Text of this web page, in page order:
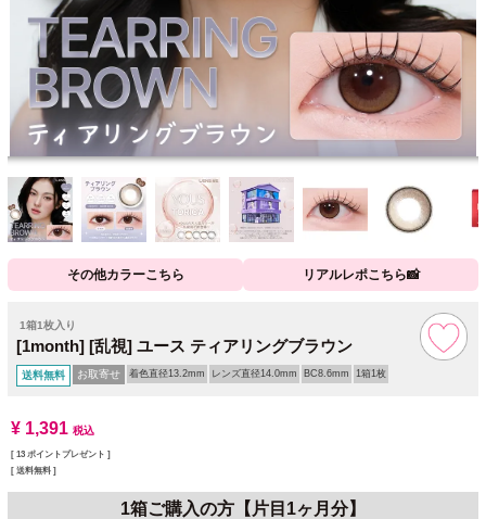
その他カラーこちら リアルレポこちら📸
1箱1枚入り
[1month] [乱視] ユース ティアリングブラウン
送料無料 お取寄せ 着色直径13.2mm レンズ直径14.0mm BC8.6mm 1箱1枚
¥ 1,391 税込
[ 13 ポイントプレゼント ]
送料無料
1箱ご購入の方【片目1ヶ月分】